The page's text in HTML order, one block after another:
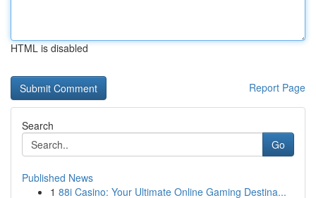
HTML is disabled
Report Page
Search
Go
Published News
1 88i Casino: Your Ultimate Online Gaming Destina...